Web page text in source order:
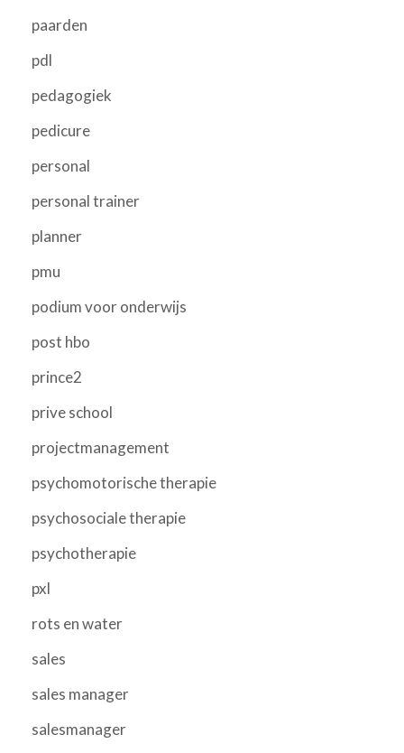
paarden
pdl
pedagogiek
pedicure
personal
personal trainer
planner
pmu
podium voor onderwijs
post hbo
prince2
prive school
projectmanagement
psychomotorische therapie
psychosociale therapie
psychotherapie
pxl
rots en water
sales
sales manager
salesmanager